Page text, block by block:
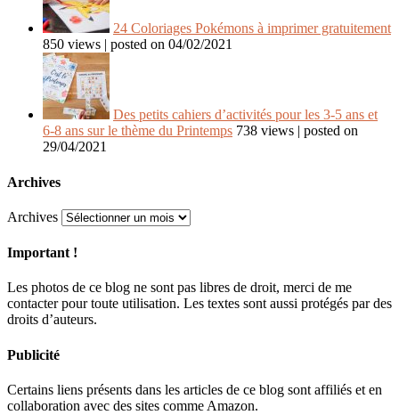
24 Coloriages Pokémons à imprimer gratuitement
850 views | posted on 04/02/2021
Des petits cahiers d’activités pour les 3-5 ans et
6-8 ans sur le thème du Printemps 738 views | posted on
29/04/2021
Archives
Archives
Important !
Les photos de ce blog ne sont pas libres de droit, merci de me
contacter pour toute utilisation. Les textes sont aussi protégés par des
droits d’auteurs.
Publicité
Certains liens présents dans les articles de ce blog sont affiliés et en
collaboration avec des sites comme Amazon.